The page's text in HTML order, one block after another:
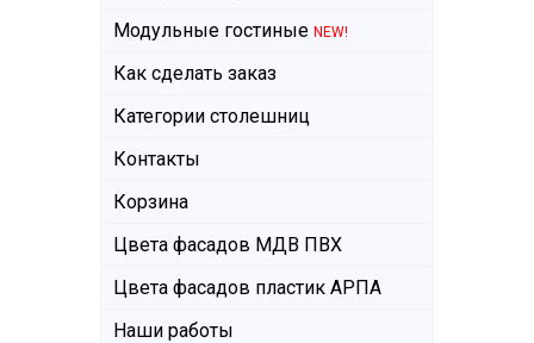
Модульные гостиные NEW!
Как сделать заказ
Категории столешниц
Контакты
Корзина
Цвета фасадов МДВ ПВХ
Цвета фасадов пластик АРПА
Наши работы